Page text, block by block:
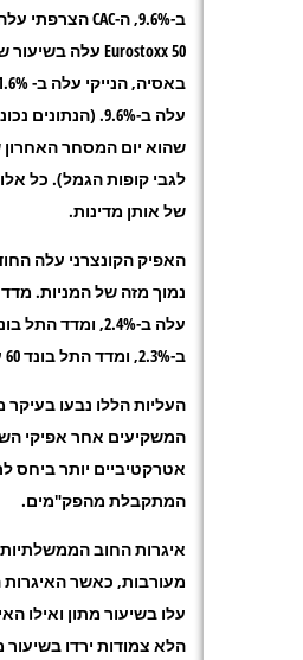
שהוא יום המסחר
לגבי קופות הגמל). כל
של אותן מדינות.
האפיק הקונצרני עלה
ב-2.3%, ומדד התל בונד 60 עלה ב- 2.4%.
העליות הללו נבעו בעיקר
המשקיעים אחר אפיקי
אטרקטיביים יותר ביחס
המתקבלת מהפק"מים.
איגרות החוב
מעורבות, כאשר
עלו בשיעור מתון ואילו
הלא צמודות ירדו בשיעור